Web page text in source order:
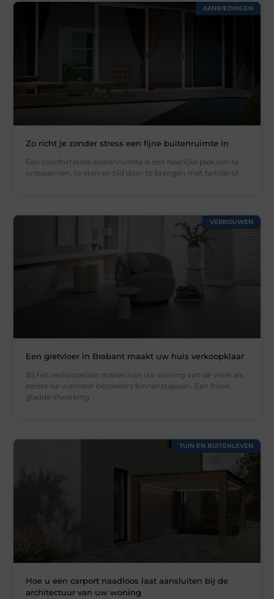
AANBIEDINGEN
Zo richt je zonder stress een fijne buitenruimte in
Een comfortabele buitenruimte is een heerlijke plek om te
ontspannen, te eten en tijd door te brengen met familie of
VERBOUWEN
Een gietvloer in Brabant maakt uw huis verkoopklaar
Bij het verkoopklaar maken van uw woning valt de vloer als
eerste op wanneer bezoekers binnenstappen. Een frisse,
gladde afwerking
TUIN EN BUITENLEVEN
Hoe u een carport naadloos laat aansluiten bij de
architectuur van uw woning